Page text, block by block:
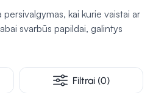
kai kurie vaistai ar
svarbūs papildai, galintys
ir
tinktūrą ar maisto papildus.
simptomus
ūminiam pilvo pūtimui
Filtrai (0)